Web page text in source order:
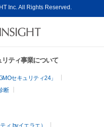
Inc. All Rights Reserved.
ティ事業について
セキュリティ24」
断
ィ byイエラエ）